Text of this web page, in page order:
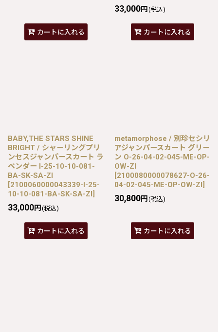
カートに入れる
33,000円 (税込)
カートに入れる
BABY,THE STARS SHINE
BRIGHT / シャーリングプリ
ンセスジャンパースカート ラ
ベンダー I-25-10-10-081-
BA-SK-SA-ZI
[2100060000043339-I-25-
10-10-081-BA-SK-SA-ZI]
33,000円 (税込)
カートに入れる
metamorphose / 別珍セシリ
アジャンパースカート グリー
ン O-26-04-02-045-ME-OP-
OW-ZI
[2100080000078627-O-26-
04-02-045-ME-OP-OW-ZI]
30,800円 (税込)
カートに入れる